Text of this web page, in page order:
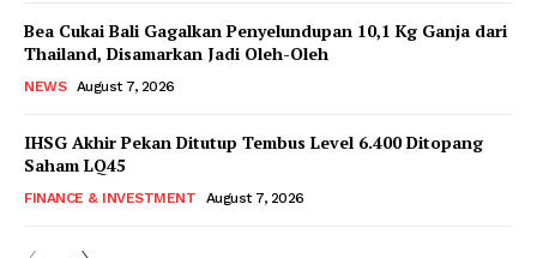
Bea Cukai Bali Gagalkan Penyelundupan 10,1 Kg Ganja dari
Thailand, Disamarkan Jadi Oleh-Oleh
NEWS August 7, 2026
IHSG Akhir Pekan Ditutup Tembus Level 6.400 Ditopang
Saham LQ45
FINANCE & INVESTMENT August 7, 2026